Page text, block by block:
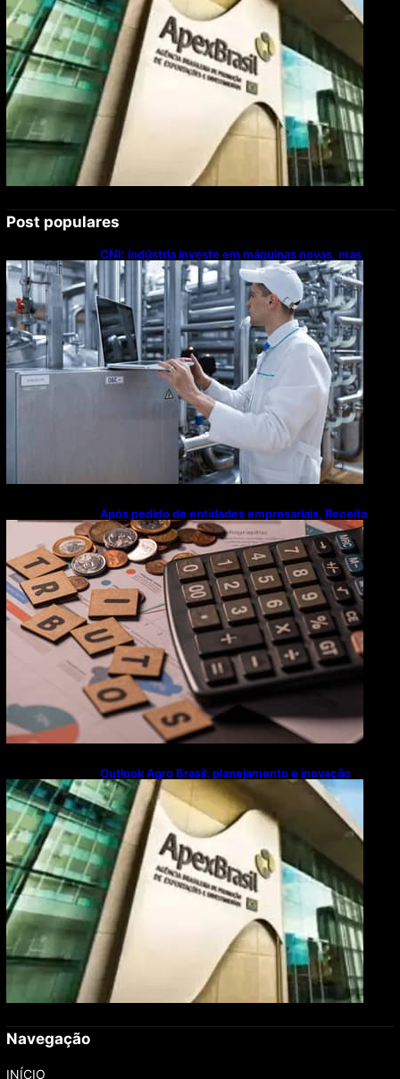
Post populares
CNI: indústria investe em máquinas novas, mas
modernização tecnológica avança lentamente
Após pedido de entidades empresariais, Receita
flexibiliza regras da Reforma Tributária
Outlook Agro Brasil: planejamento e inovação
pautam debates sobre futuro do agronegócio
Navegação
INÍCIO